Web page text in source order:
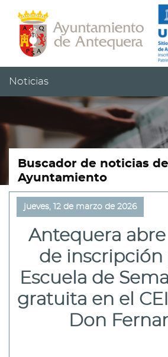
Cabecera
Pie
Menú
Noticias
Buscador de noticias del
Ayuntamiento
jueves, 12 de marzo de 2026
Antequera
de inscripción
Escuela de
gratuita en el
Don